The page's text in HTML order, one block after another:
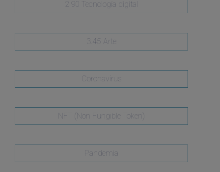
2.90 Tecnología digital
3.45 Arte
Coronavirus
NFT (Non Fungible Token)
Pandemia